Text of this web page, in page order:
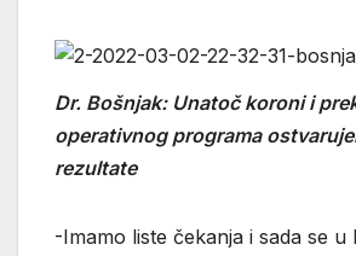
Dr. Bošnjak: Unatoč koroni i
operativnog programa
rezultate
-Imamo liste čekanja i sada se